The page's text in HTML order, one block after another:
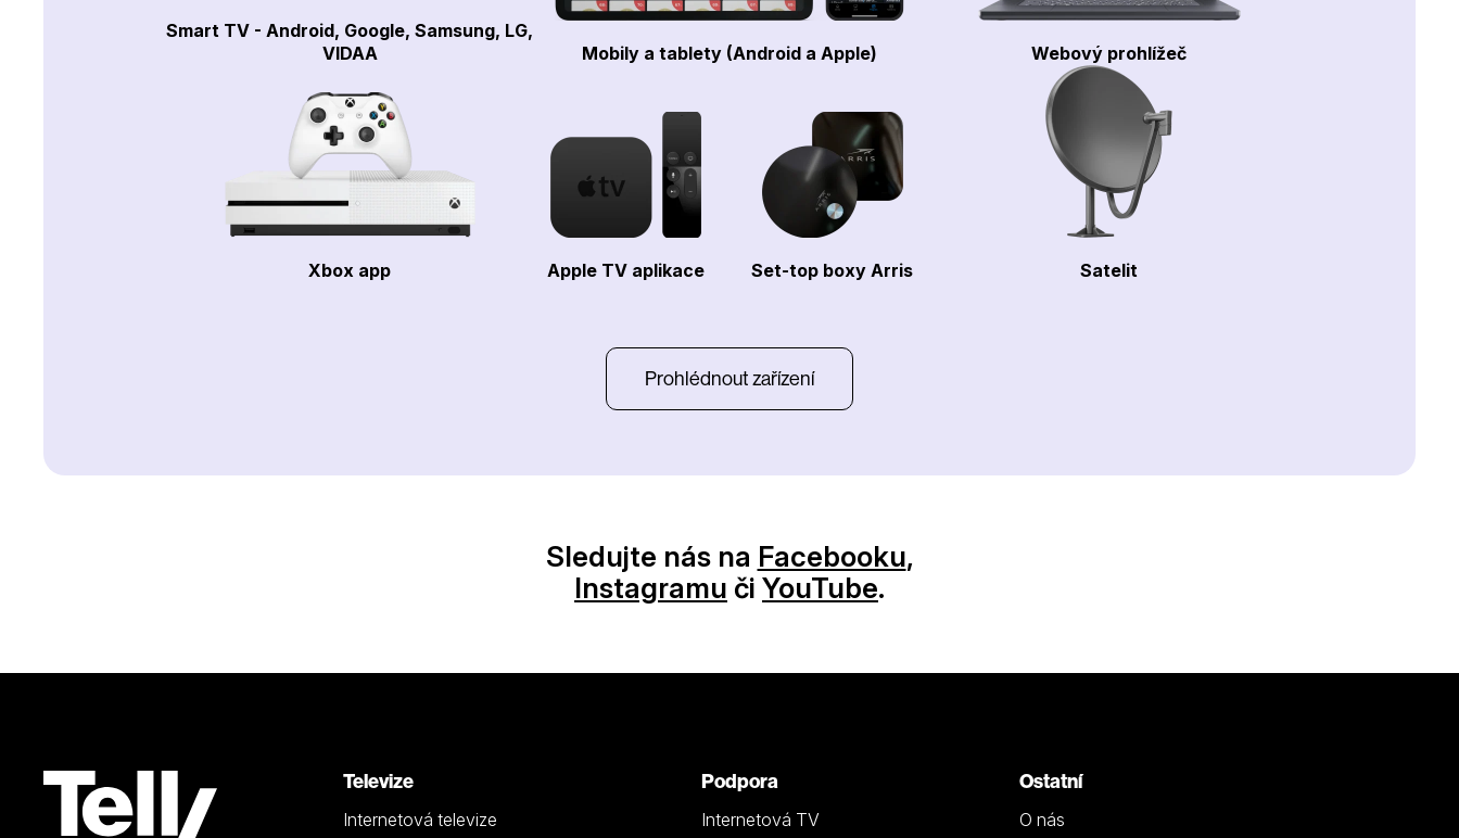
Smart TV - Android, Google, Samsung, LG,
VIDAA
Mobily a tablety (Android a Apple) Webový prohlížeč
Xbox app Apple TV aplikace Set-top boxy Arris Satelit
Prohlédnout zařízení
Sledujte nás na Facebooku,
Instagramu či YouTube.
Televize
Internetová televize
Podpora
Internetová TV
Ostatní
O nás